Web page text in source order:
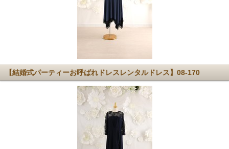
【結婚式パーティーお呼ばれドレスレンタルドレス】08-170